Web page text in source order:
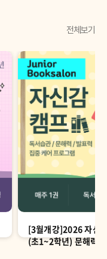
전체보기
[3월개강]2026 자신
(초1~2학년) 문해력